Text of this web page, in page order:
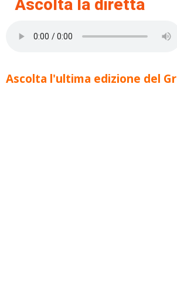
Ascolta la diretta
Ascolta l'ultima edizione del Gr